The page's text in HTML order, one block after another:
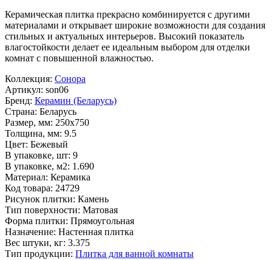
Керамическая плитка прекрасно комбинируется с другими
материалами и открывает широкие возможности для создания
стильных и актуальных интерьеров. Высокий показатель
влагостойкости делает ее идеальным выбором для отделки
комнат с повышенной влажностью.
Коллекция: Сонора
Артикул: son06
Бренд: Керамин (Беларусь)
Страна: Беларусь
Размер, мм: 250x750
Толщина, мм: 9.5
Цвет: Бежевый
В упаковке, шт: 9
В упаковке, м2: 1.690
Материал: Керамика
Код товара: 24729
Рисунок плитки: Камень
Тип поверхности: Матовая
Форма плитки: Прямоугольная
Назначение: Настенная плитка
Вес штуки, кг: 3.375
Тип продукции: Плитка для ванной комнаты